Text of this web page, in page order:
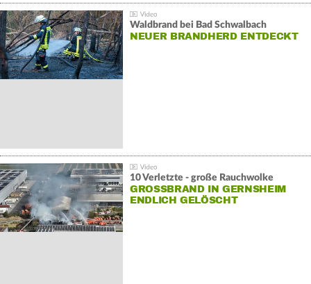
Waldbrand bei Bad Schwalbach
NEUER BRANDHERD ENTDECKT
10 Verletzte - große Rauchwolke
GROSSBRAND IN GERNSHEIM E
NDLICH GELÖSCHT